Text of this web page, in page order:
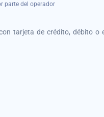
parte del operador
tarjeta de crédito, débito